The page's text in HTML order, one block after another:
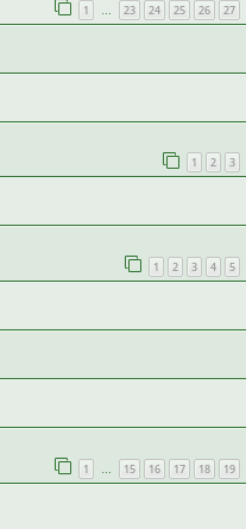
1 … 23 24 25 26 27
1 2 3
1 2 3 4 5
1 … 15 16 17 18 19